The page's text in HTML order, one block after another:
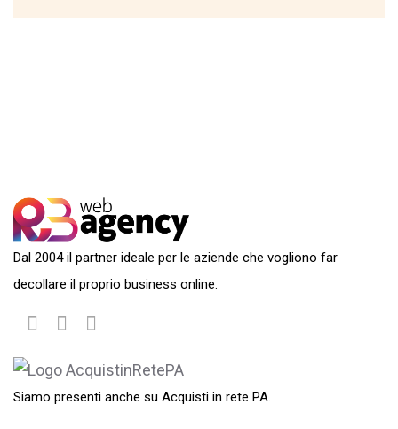
Dal 2004 il partner ideale per le aziende che vogliono far
decollare il proprio business online.
Siamo presenti anche su Acquisti in rete PA.